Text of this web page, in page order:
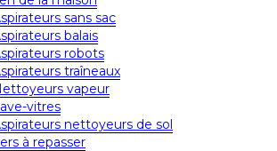
sans sac
balais
robots
traîneaux
vapeur
vitres
nettoyeurs de sol
à repasser